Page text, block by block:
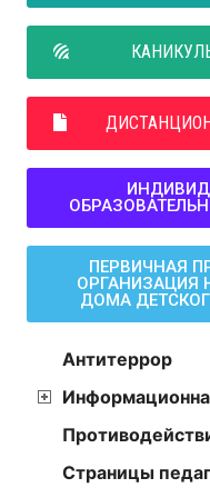
ПЕРВИЧНАЯ
ОРГАНИЗАЦИЯ
ДОМА
Антитеррор
Страницы